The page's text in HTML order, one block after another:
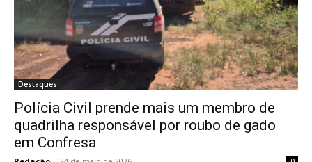
Destaques
Polícia Civil prende mais um membro de
quadrilha responsável por roubo de gado
em Confresa